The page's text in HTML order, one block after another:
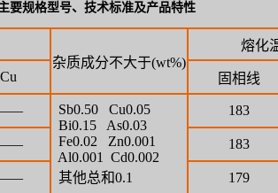
要规格型号、技术标准及产品特性
杂质成分不大于(wt%)
熔化
Cu 固相线
Sb0.50 Cu0.05
Bi0.15 As0.03
Fe0.02 Zn0.001
Al0.001 Cd0.002
其他总和0.1
183
183
179